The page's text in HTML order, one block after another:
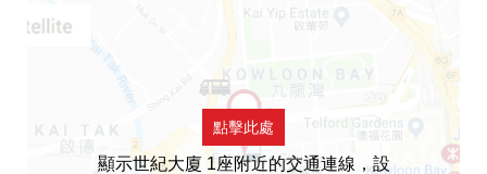
點擊此處
顯示世紀大廈 1座附近的交通連線，設